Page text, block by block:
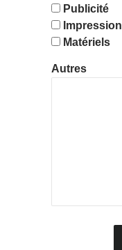
Publicité
Impression
Matériels
Autres